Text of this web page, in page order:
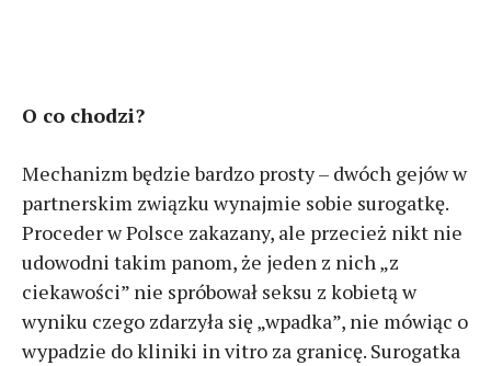
O co chodzi?
Mechanizm będzie bardzo prosty – dwóch gejów w
partnerskim związku wynajmie sobie surogatkę.
Proceder w Polsce zakazany, ale przecież nikt nie
udowodni takim panom, że jeden z nich „z
ciekawości” nie spróbował seksu z kobietą w
wyniku czego zdarzyła się „wpadka”, nie mówiąc o
wypadzie do kliniki in vitro za granicę. Surogatka